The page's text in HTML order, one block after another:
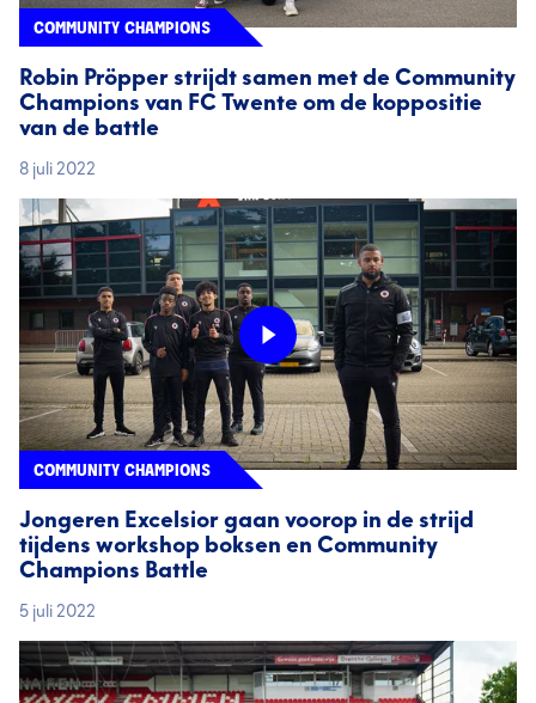
Robin Pröpper strijdt samen met de Community
Champions van FC Twente om de koppositie
van de battle
COMMUNITY CHAMPIONS
8 juli 2022
Jongeren Excelsior gaan voorop in de strijd
tijdens workshop boksen en Community
Champions Battle
COMMUNITY CHAMPIONS
5 juli 2022